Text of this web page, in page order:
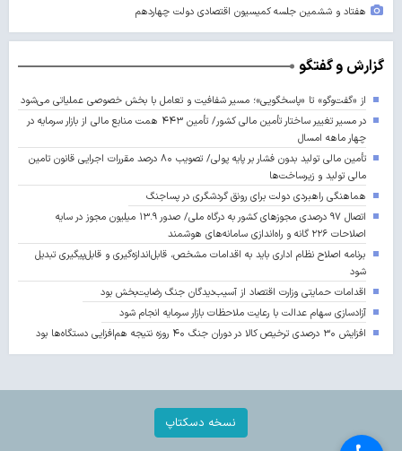
هفتاد و ششمین جلسه کمیسیون اقتصادی دولت چهاردهم
گزارش و گفتگو
از «گفت‌وگو» تا «پاسخگویی»؛ مسیر شفافیت و تعامل با بخش خصوصی عملیاتی می‌شود
در مسیر تغییر ساختار تأمین مالی کشور/ تأمین ۴۴۳ همت منابع مالی از بازار سرمایه در
چهار ماهه امسال
تأمین مالی تولید بدون فشار بر پایه پولی/ تصویب ۸۰ درصد مقررات اجرایی قانون تامین
مالی تولید و زیرساخت‌ها
هماهنگی راهبردی دولت برای رونق گردشگری در پساجنگ
اتصال ۹۷ درصدی مجوزهای کشور به درگاه ملی/ صدور ۱۳.۹ میلیون مجوز در سایه
اصلاحات ۲۲۶ گانه و راه‌اندازی سامانه‌های هوشمند
برنامه اصلاح نظام اداری باید به اقدامات مشخص، قابل‌اندازه‌گیری و قابل‌پیگیری تبدیل
شود
اقدامات حمایتی وزارت اقتصاد از آسیب‌دیدگان جنگ رضایت‌بخش بود
آزادسازی سهام عدالت با رعایت ملاحظات بازار سرمایه انجام شود
افزایش ۳۰ درصدی ترخیص کالا در دوران جنگ ۴۰ روزه نتیجه هم‌افزایی دستگاه‌ها بود
نسخه دسکتاپ